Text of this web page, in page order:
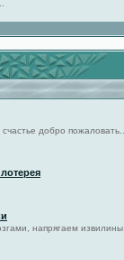
добро пожаловать...
напрягаем